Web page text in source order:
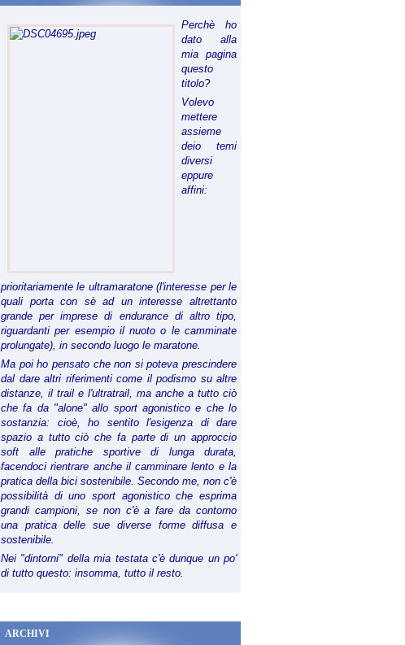
Perchè ho
dato alla
mia pagina
questo
titolo?
Volevo
mettere
assieme
deio temi
diversi
eppure
affini:
prioritariamente le ultramaratone (l'interesse per le
quali porta con sè ad un interesse altrettanto
grande per imprese di endurance di altro tipo,
riguardanti per esempio il nuoto o le camminate
prolungate), in secondo luogo le maratone.
Ma poi ho pensato che non si poteva prescindere
dal dare altri riferimenti come il podismo su altre
distanze, il trail e l'ultratrail, ma anche a tutto ciò
che fa da "alone" allo sport agonistico e che lo
sostanzia: cioè, ho sentito l'esigenza di dare
spazio a tutto ciò che fa parte di un approccio
soft alle pratiche sportive di lunga durata,
facendoci rientrare anche il camminare lento e la
pratica della bici sostenibile. Secondo me, non c'è
possibilità di uno sport agonistico che esprima
grandi campioni, se non c'è a fare da contorno
una pratica delle sue diverse forme diffusa e
sostenibile.
Nei "dintorni" della mia testata c'è dunque un po'
di tutto questo: insomma, tutto il resto.
ARCHIVI